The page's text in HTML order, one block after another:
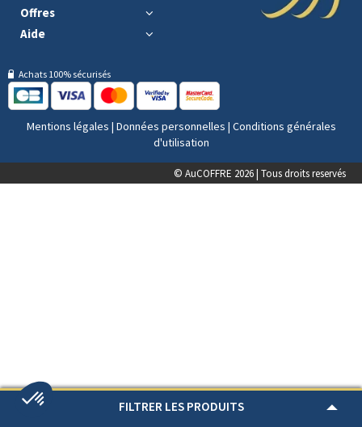
FILTRER LES PRODUITS
Offres
Aide
Achats 100% sécurisés
Mentions légales | Données personnelles | Conditions générales
d'utilisation
© AuCOFFRE 2026 | Tous droits reservés